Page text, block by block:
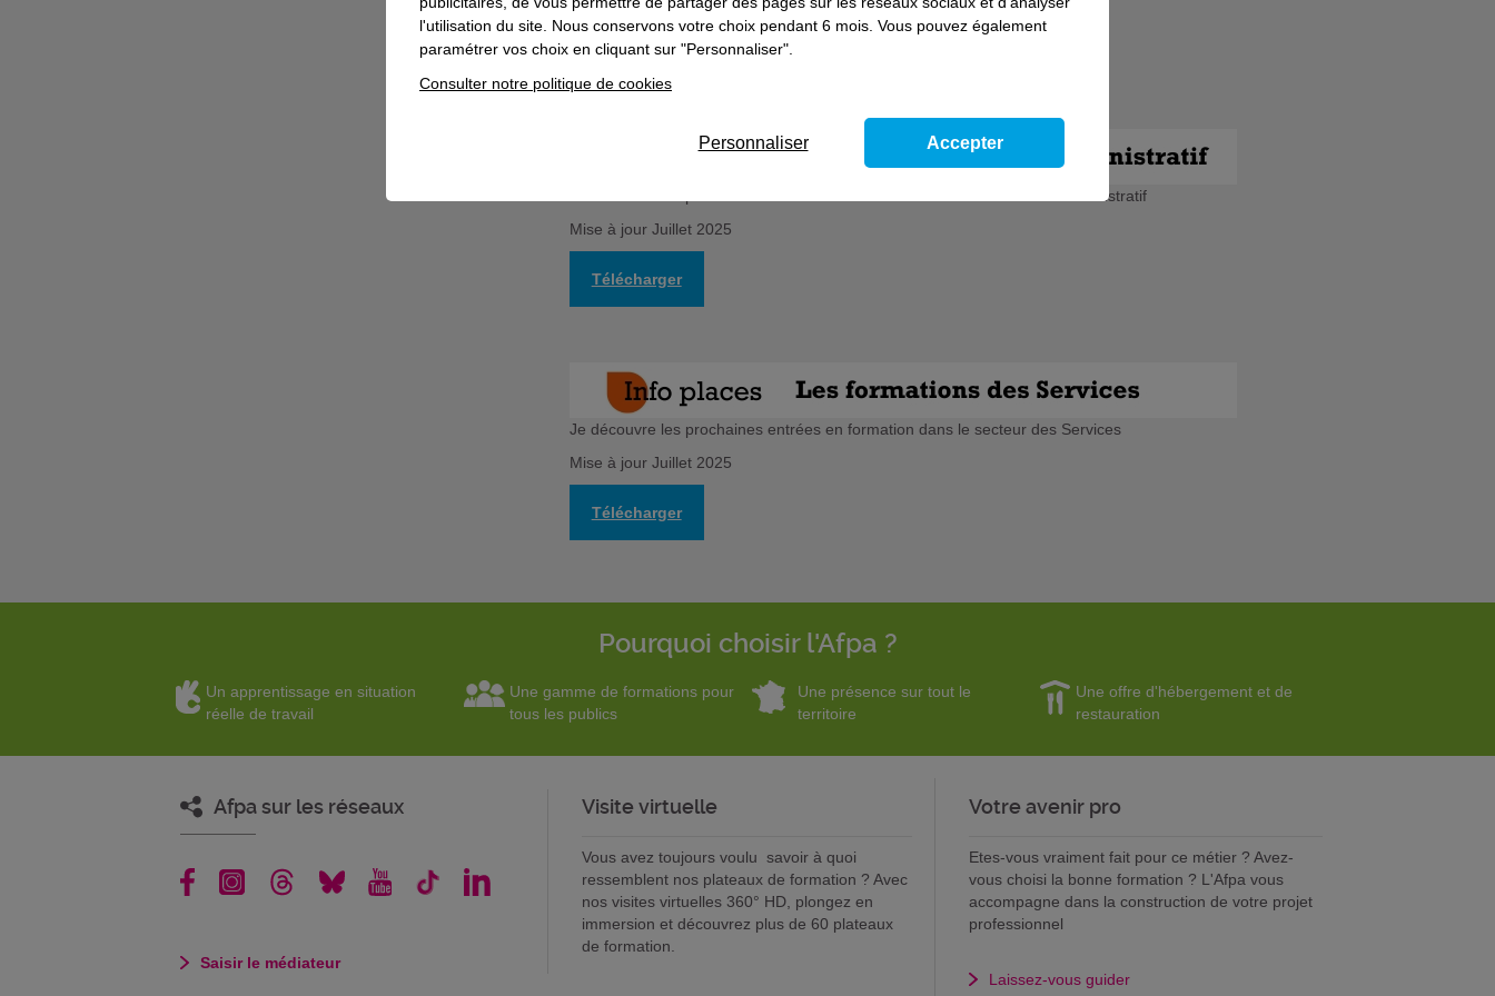
Télécharger
Je découvre les prochaines entrées en formation dans le secteur de l'Administratif
Mise à jour Juillet 2025
Télécharger
Je découvre les prochaines entrées en formation dans le secteur des Services
Mise à jour Juillet 2025
Télécharger
Pourquoi choisir l'Afpa ?
Un apprentissage en situation
réelle de travail
Une gamme de formations pour
tous les publics
Une présence sur tout le
territoire
Une offre d'hébergement et de
restauration
Afpa sur les réseaux
Saisir le médiateur
Visite virtuelle
Vous avez toujours voulu savoir à quoi
ressemblent nos plateaux de formation ? Avec
nos visites virtuelles 360° HD, plongez en
immersion et découvrez plus de 60 plateaux
de formation.
Votre avenir pro
Etes-vous vraiment fait pour ce métier ? Avez-
vous choisi la bonne formation ? L'Afpa vous
accompagne dans la construction de votre projet
professionnel
Laissez-vous guider
l'utilisation du site. Nous conservons votre choix pendant 6 mois. Vous pouvez également
paramétrer vos choix en cliquant sur "Personnaliser".
Consulter notre politique de cookies
Personnaliser Accepter